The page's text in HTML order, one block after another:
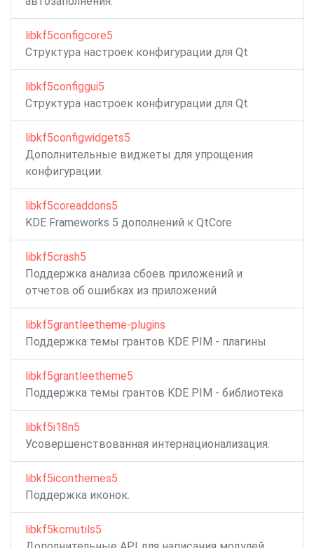
libkf5configcore5
Структура настроек конфигурации для Qt
libkf5configgui5
Структура настроек конфигурации для Qt
libkf5configwidgets5
Дополнительные виджеты для упрощения
конфигурации.
libkf5coreaddons5
KDE Frameworks 5 дополнений к QtCore
libkf5crash5
Поддержка анализа сбоев приложений и
отчетов об ошибках из приложений
libkf5grantleetheme-plugins
Поддержка темы грантов KDE PIM - плагины
libkf5grantleetheme5
Поддержка темы грантов KDE PIM - библиотека
libkf5i18n5
Усовершенствованная интернационализация.
libkf5iconthemes5
Поддержка иконок.
libkf5kcmutils5